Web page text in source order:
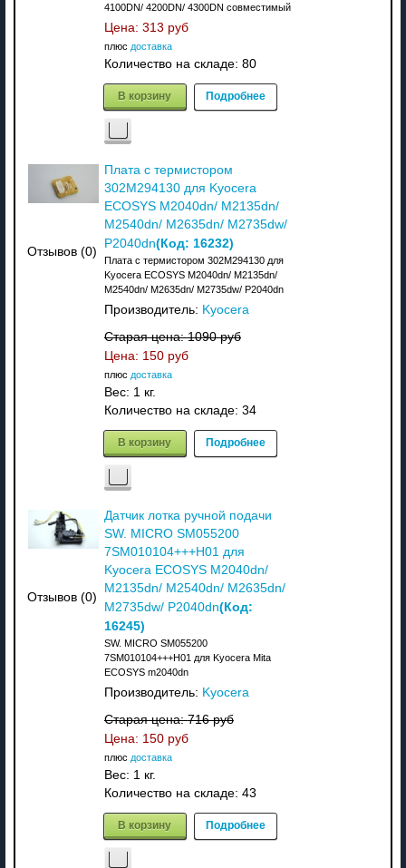
4100DN/ 4200DN/ 4300DN совместимый
Цена: 313 руб
плюс доставка
Количество на складе: 80
В корзину Подробнее
Отзывов (0)
Плата с термистором
302M294130 для Kyocera
ECOSYS M2040dn/ M2135dn/
M2540dn/ M2635dn/ M2735dw/
P2040dn(Код: 16232)
Плата с термистором 302M294130 для
Kyocera ECOSYS M2040dn/ M2135dn/
M2540dn/ M2635dn/ M2735dw/ P2040dn
Производитель: Kyocera
Старая цена:1090 руб
Цена: 150 руб
плюс доставка
Вес: 1 кг.
Количество на складе: 34
В корзину Подробнее
Отзывов (0)
Датчик лотка ручной подачи
SW. MICRO SM055200
7SM010104+++H01 для
Kyocera ECOSYS M2040dn/
M2135dn/ M2540dn/ M2635dn/
M2735dw/ P2040dn(Код:
16245)
SW. MICRO SM055200
7SM010104+++H01 для Kyocera Mita
ECOSYS m2040dn
Производитель: Kyocera
Старая цена:716 руб
Цена: 150 руб
плюс доставка
Вес: 1 кг.
Количество на складе: 43
В корзину Подробнее